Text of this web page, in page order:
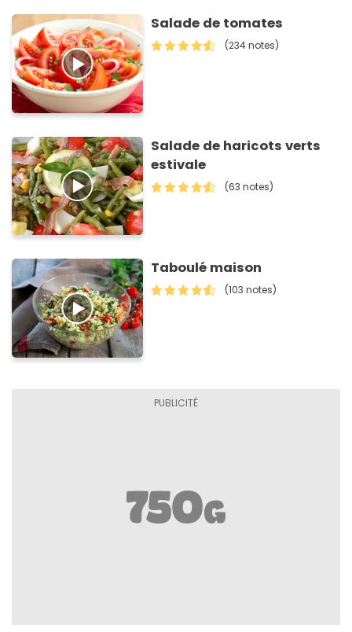
Salade de tomates
(234 notes)
Salade de haricots verts
estivale
(63 notes)
Taboulé maison
(103 notes)